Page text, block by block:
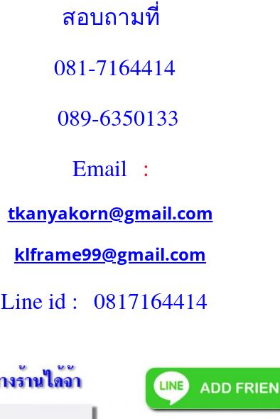
สอบถามที่
081-7164414
089-6350133
Email :
tkanyakorn@gmail.com
klframe99@gmail.com
Line id : 0817164414